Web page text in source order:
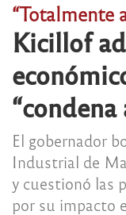
“Totalmente
Kicillof
El gobernador
Industrial de
y cuestionó las
por su impacto